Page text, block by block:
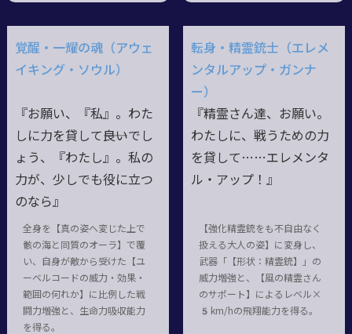
覚醒・一耀の魂（アウェ
イキング・ソウル）
『お願い、『私』。わた
しに力を貸して――良いでし
ょう、『わたし』。私の
力が、少しでも役に立つ
のなら』
全身を【真の姿へ変じた上で
骸の海と同質のオーラ】で覆
い、自身が敵から受けた【ユ
ーベルコードの威力・効果・
範囲の何れか】に比例した戦
闘力増強と、生命力吸収能力
を得る。
転身・精霊銃士（エレメ
ンタルアップ・ガンナ
ー）
『精霊さん達、お願い。
わたしに、戦うための力
を貸して……エレメンタ
ル・アップ！』
【強化精霊銃をも不自由なく
扱える大人の姿】に変身し、
武器「【形状：精霊銃】」の
威力増強と、【風の精霊さん
のサポート】によるレベル×
5km/hの飛翔能力を得る。